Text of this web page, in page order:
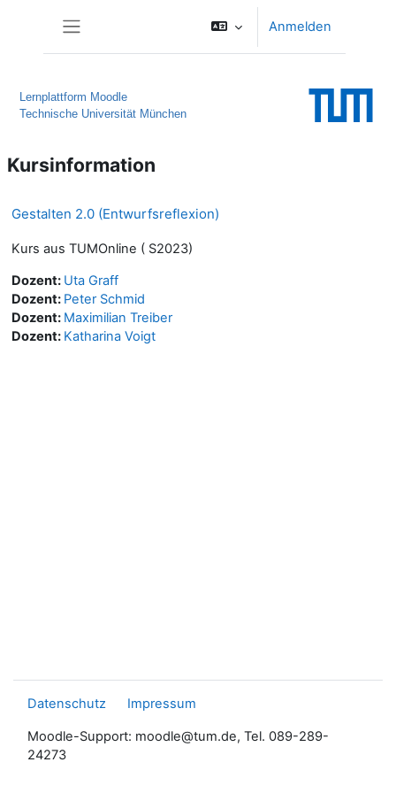
Anmelden
Lernplattform Moodle
Technische Universität München
Kursinformation
Gestalten 2.0 (Entwurfsreflexion)
Kurs aus TUMOnline ( S2023)
Dozent: Uta Graff
Dozent: Peter Schmid
Dozent: Maximilian Treiber
Dozent: Katharina Voigt
Datenschutz Impressum
Moodle-Support: moodle@tum.de, Tel. 089-289-
24273